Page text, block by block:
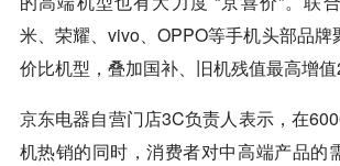
米、荣耀、vivo、OPPO等手机头部品牌
价比机型，叠加国补、旧机残值最高增值
京东电器自营门店3C负责人表示，在
机热销的同时，消费者对中高端产品的